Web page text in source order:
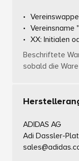
Vereinsname
XX: Initialen
Beschriftete
sobald die
ADIDAS AG
Adi Dassler-